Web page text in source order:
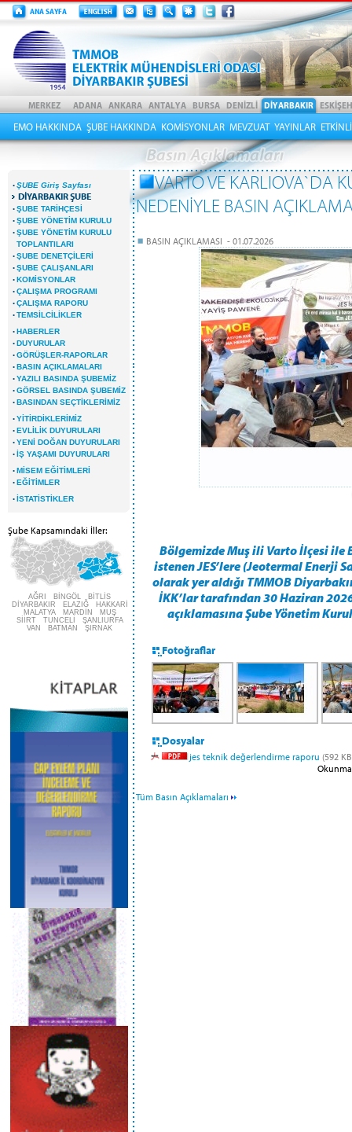
EMO HAKKINDA ŞUBE HAKKINDA KOMİSYONLAR MEVZUAT YAYINLAR
·ŞUBE Giriş Sayfası
DİYARBAKIR ŞUBE
·ŞUBE TARİHÇESİ
·ŞUBE YÖNETİM KURULU
·ŞUBE YÖNETİM KURULU
TOPLANTILARI
·ŞUBE DENETÇİLERİ
·ŞUBE ÇALIŞANLARI
·KOMİSYONLAR
·ÇALIŞMA PROGRAMI
·ÇALIŞMA RAPORU
·TEMSİLCİLİKLER
·HABERLER
·DUYURULAR
·GÖRÜŞLER-RAPORLAR
·BASIN AÇIKLAMALARI
·YAZILI BASINDA ŞUBEMİZ
·GÖRSEL BASINDA ŞUBEMİZ
·BASINDAN SEÇTİKLERİMİZ
·YİTİRDİKLERİMİZ
·EVLİLİK DUYURULARI
·YENİ DOĞAN DUYURULARI
·İŞ YAŞAMI DUYURULARI
·MİSEM EĞİTİMLERİ
·EĞİTİMLER
·İSTATİSTİKLER
Şube Kapsamındaki İller:
AĞRI BİNGÖL BİTLİS
DİYARBAKIR ELAZIĞ HAKKARİ
MALATYA MARDİN MUŞ
SİİRT TUNCELİ ŞANLIURFA
VAN BATMAN ŞIRNAK
VARTO VE KARLIOVA`DA
NEDENİYLE BASIN
BASIN AÇIKLAMASI - 01.07.2026
Bölgemizde Muş ili Varto İlçesi
istenen JES’lere (Jeotermal Enerji
olarak yer aldığı TMMOB
İKK’lar tarafından 30 Haziran
açıklamasına Şube Yönetim
Fotoğraflar
Dosyalar
jes teknik değerlendirme raporu (592
Okunma
Tüm Basın Açıklamaları